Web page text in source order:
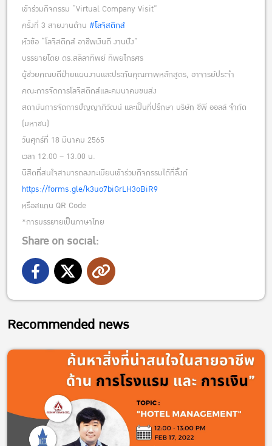
เข้าร่วมกิจกรรม “Virtual Company Visit”
ครั้งที่ 3 สายงานด้าน #โลจิสติกส์
หัวข้อ “โลจิสติกส์ อาชีพเงินดี งานปัง”
บรรยายโดย ดร.สลิลาทิพย์ ทิพยไกรศร
ผู้ช่วยคณบดีฝ่ายแผนงานและประกันคุณภาพหลักสูตร, อาจารย์ประจำ
คณะการจัดการโลจิสติกส์และคมนาคมขนส่ง
สถาบันการจัดการปัญญาภิวัฒน์ และเป็นที่ปรึกษา บริษัท ซีพี ออลล์ จำกัด
(มหาชน)
วันศุกร์ที่ 18 มีนาคม 2565
เวลา 12.00 – 13.00 น.
นิสิตที่สนใจสามารถลงทะเบียนเข้าร่วมกิจกรรมได้ที่ลิ้งก์
https://forms.gle/k3uo7biGrLH3oBiR9
หรือสแกน QR Code
*การบรรยายเป็นภาษาไทย
Share on social:
Recommended news